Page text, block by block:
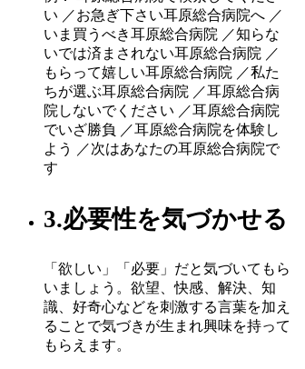
い ／お急ぎ下さい耳原総合病院へ ／
いま買うべき耳原総合病院 ／知らな
いでは済まされない耳原総合病院 ／
もらって嬉しい耳原総合病院 ／私た
ちが選ぶ耳原総合病院 ／耳原総合病
院しないでください ／耳原総合病院
でいざ勝負 ／耳原総合病院を体験し
よう ／次はあなたの耳原総合病院で
す
3.必要性を気づかせる
「欲しい」「必要」だと気づいてもら
いましょう。欲望、快感、解決、知
識、好奇心などを刺激する言葉を加え
ることで気づきが生まれ興味を持って
もらえます。